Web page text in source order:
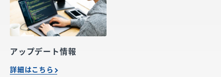
アップデート情報
詳細はこちら